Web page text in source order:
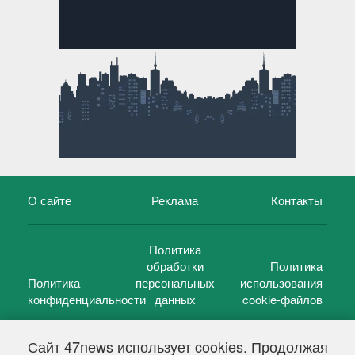
Сайт 47news использует cookies. Продолжая
О сайте Реклама Контакты
Политика
конфиденциальности
Политика
обработки
персональных
данных
Политика
использования
cookie-файлов